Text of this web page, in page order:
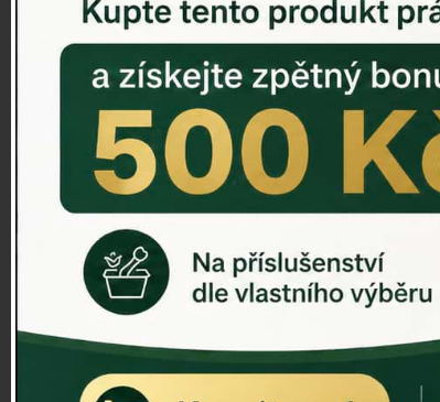
DEKORACE NA HROB
RETRO KONZOLE
Domovní čísla - litina
DEKORACE NA ZEĎ
ZVONKOHRA
ZVONY A ZVONKY
PTAČÍ KRMÍTKA
SLUNEČNÍ HODINY
Dózy na brambory a zeleninu
VÝPRODEJ - poslední kusy
Andělé, něžné sošky
Aroma lampy
Buddha soška
BUDKY PRO SÝKORKY
Budky pro vrabce